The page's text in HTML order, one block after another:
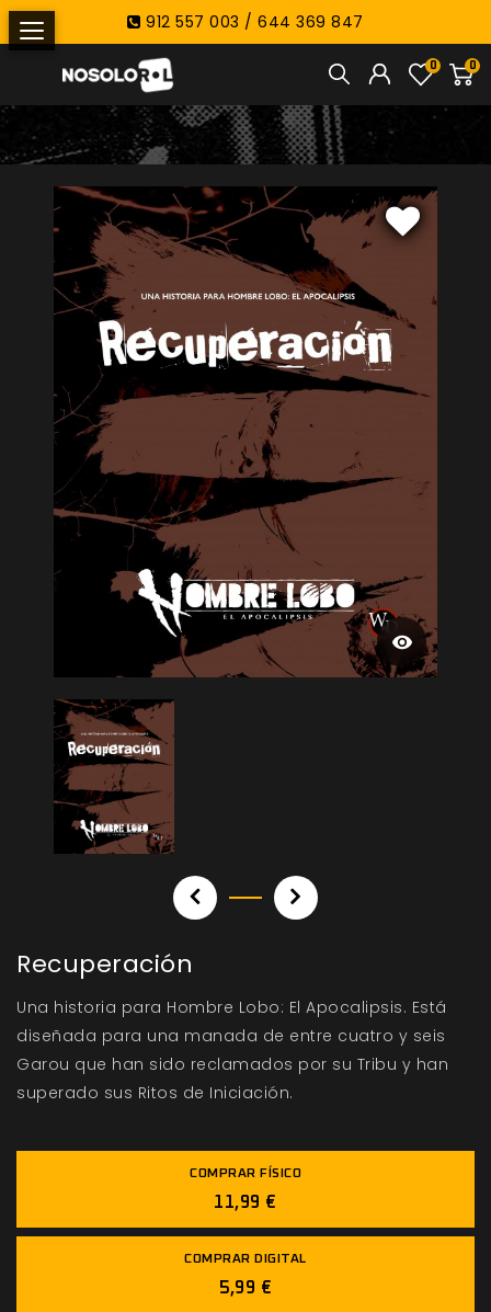
912 557 003 / 644 369 847
0
0
Recuperación
Una historia para Hombre Lobo: El Apocalipsis. Está
diseñada para una manada de entre cuatro y seis
Garou que han sido reclamados por su Tribu y han
superado sus Ritos de Iniciación.
COMPRAR FÍSICO
11,99 €
COMPRAR DIGITAL
5,99 €